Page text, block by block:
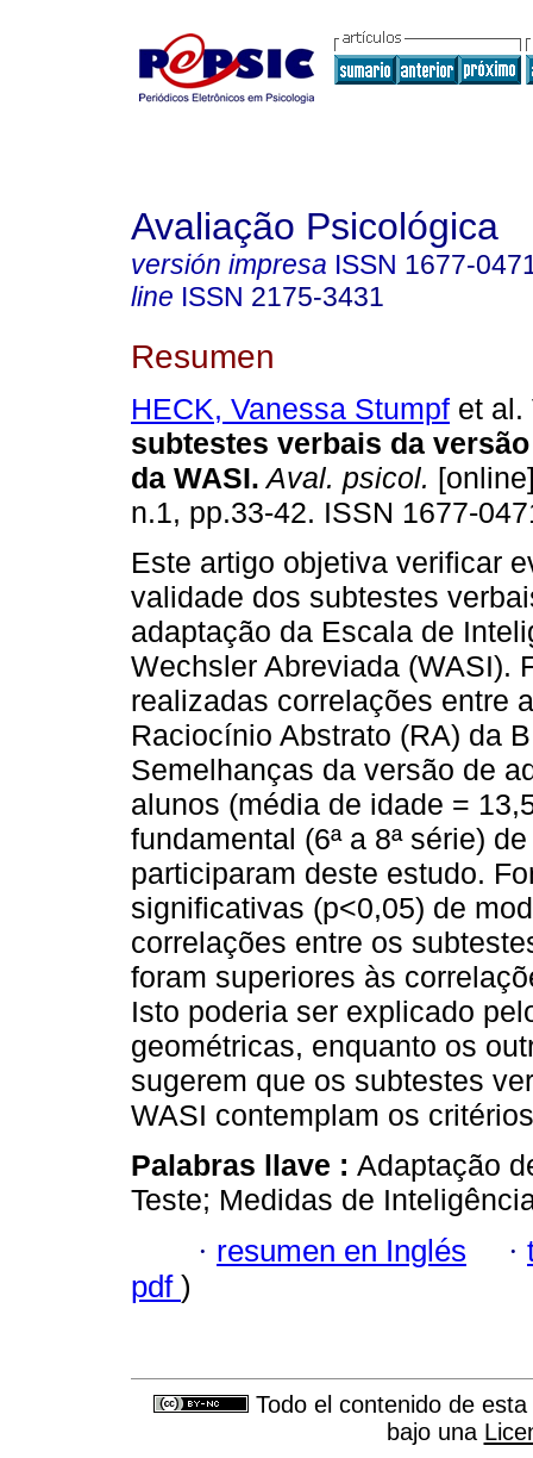
Avaliação Psicológica
versión impresa ISSN 1677-
line ISSN 2175-3431
Resumen
HECK, Vanessa Stumpf et al.
subtestes verbais da
da WASI. Aval. psicol.
n.1, pp.33-42. ISSN 1677-
Este artigo objetiva verificar
validade dos subtestes
adaptação da Escala de
Wechsler Abreviada (WASI).
realizadas correlações entre
Raciocínio Abstrato (RA) da
Semelhanças da versão de
alunos (média de idade =
fundamental (6ª a 8ª série)
participaram deste estudo.
significativas (p<0,05) de
correlações entre os
foram superiores às
Isto poderia ser explicado
geométricas, enquanto os
sugerem que os subtestes
WASI contemplam os
Palabras llave : Adaptação
Teste; Medidas de
· resumen en Inglés ·
pdf )
Todo el contenido de
bajo una